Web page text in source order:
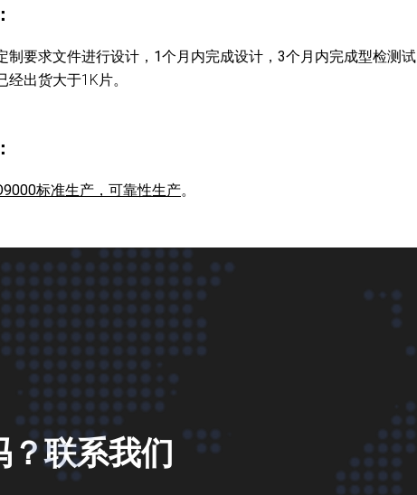
制要求文件进行设计， 1个月内完成设计 ， 3个月内完成型检测试
经出货大于1K片。
标准生产，可靠性生产。
？联系我们